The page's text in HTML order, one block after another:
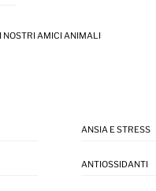
I NOSTRI AMICI ANIMALI
ANSIA E STRESS
ANTIOSSIDANTI